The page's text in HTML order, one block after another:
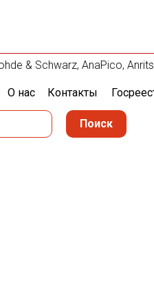
Schwarz, AnaPico,
О нас Контакты
Поиск